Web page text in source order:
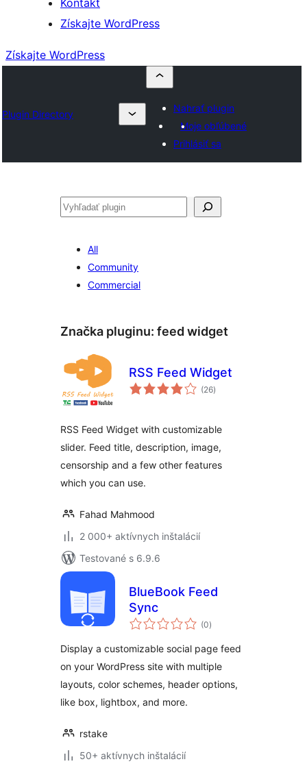
Kontakt
Získajte WordPress
Získajte WordPress
Plugin Directory
Nahrať plugin
Moje obľúbené
Prihlásiť sa
Hľadať
All
Community
Commercial
Značka pluginu: feed widget
RSS Feed Widget
(26celkové
hodnotenie
)
RSS Feed Widget with customizable
slider. Feed title, description, image,
censorship and a few other features
which you can use.
Fahad Mahmood
2 000+ aktívnych inštalácií
Testované s 6.9.6
BlueBook Feed
Sync
(0celkové
hodnotenie
)
Display a customizable social page feed
on your WordPress site with multiple
layouts, color schemes, header options,
like box, lightbox, and more.
rstake
50+ aktívnych inštalácií